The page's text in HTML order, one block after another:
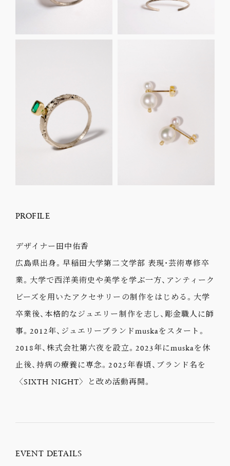
PROFILE
デザイナー田中佑香
広島県出身。早稲田大学第二文学部 表現・芸術専修卒
業。大学で西洋美術史や美学を学ぶ一方、アンティーク
ビーズを用いたアクセサリーの制作をはじめる。大学
卒業後、本格的なジュエリー制作を志し、彫金職人に師
事。2012年、ジュエリーブランドmuskaをスタート。
2018年、株式会社第六夜を設立。2023年にmuskaを休
止後、持病の療養に専念。2025年春頃、ブランド名を
〈SIXTH NIGHT〉と改め活動再開。
EVENT DETAILS